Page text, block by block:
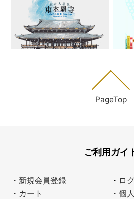
PageTop
ご利用ガイ
・新規会員登録 ・ ロ
・カート
・個